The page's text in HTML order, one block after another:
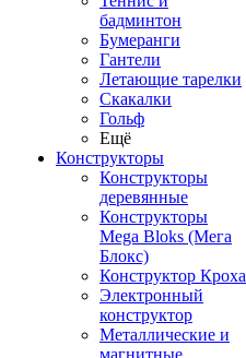
бадминтон
Бумеранги
Гантели
Летающие тарелки
Скакалки
Гольф
Ещё
Конструкторы
Конструкторы
деревянные
Конструкторы
Mega Bloks (Мега
Блокс)
Конструктор Кроха
Электронный
конструктор
Металлические и
магнитные